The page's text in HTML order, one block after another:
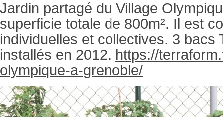
Jardin partagé du Village
superficie totale de 800m². Il est
individuelles et collectives. 3 bacs
installés en 2012. https://
olympique-a-grenoble/